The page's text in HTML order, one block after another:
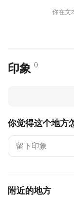
你在文
印象 0
你觉得这个地方
附近的地方